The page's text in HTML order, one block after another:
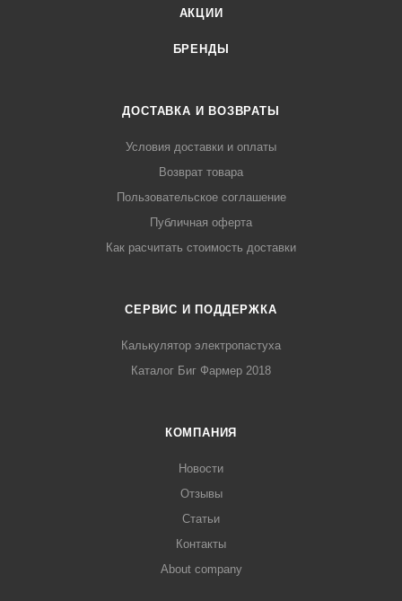
АКЦИИ
БРЕНДЫ
ДОСТАВКА И ВОЗВРАТЫ
Условия доставки и оплаты
Возврат товара
Пользовательское соглашение
Публичная оферта
Как расчитать стоимость доставки
СЕРВИС И ПОДДЕРЖКА
Калькулятор электропастуха
Каталог Биг Фармер 2018
КОМПАНИЯ
Новости
Отзывы
Статьи
Контакты
About company